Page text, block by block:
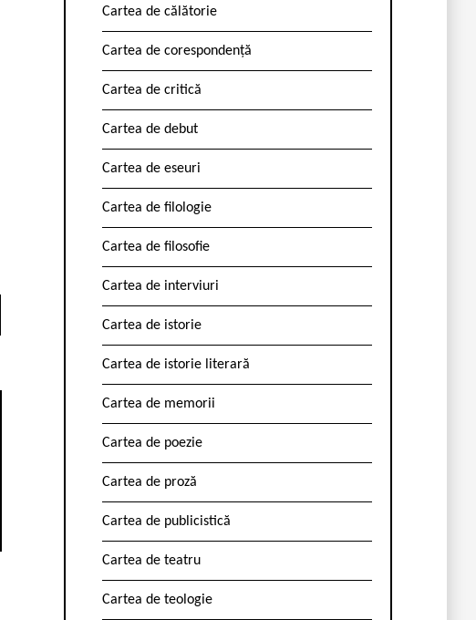
Cartea de călătorie
Cartea de corespondență
Cartea de critică
Cartea de debut
Cartea de eseuri
Cartea de filologie
Cartea de filosofie
Cartea de interviuri
Cartea de istorie
Cartea de istorie literară
Cartea de memorii
Cartea de poezie
Cartea de proză
Cartea de publicistică
Cartea de teatru
Cartea de teologie